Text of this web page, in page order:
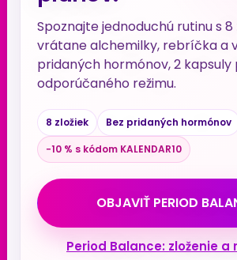
Spoznajte jednoduchú rutinu s 8
vrátane alchemilky, rebríčka a
pridaných hormónov, 2
odporúčaného režimu.
8 zložiek
Bez pridaných hormónov
−10 % s kódom KALENDAR10
OBJAVIŤ PERIOD
Period Balance: zloženie a